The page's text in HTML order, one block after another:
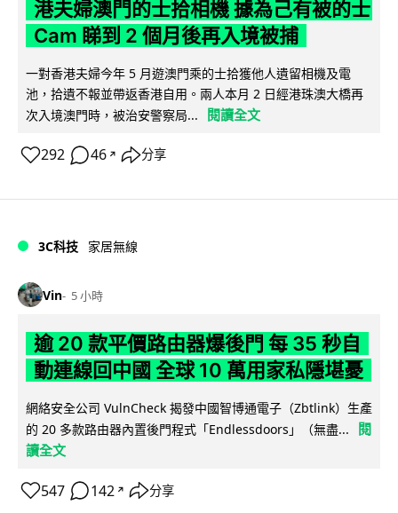
港夫婦澳門的士拾相機 據為己有被的士
Cam 睇到 2 個月後再入境被捕
一對香港夫婦今年 5 月遊澳門乘的士拾獲他人遺留相機及電
池，拾遺不報並帶返香港自用。兩人本月 2 日經港珠澳大橋再
次入境澳門時，被治安警察局...
閱讀全文
292 46 ↗ 分享
3C科技 家居無線
Vin 5 小時
逾 20 款平價路由器爆後門 每 35 秒自
動連線回中國 全球 10 萬用家私隱堪憂
網絡安全公司 VulnCheck 揭發中國智博通電子（Zbtlink）生產
的 20 多款路由器內置後門程式「Endlessdoors」（無盡...
閱
讀全文
547 142 ↗ 分享